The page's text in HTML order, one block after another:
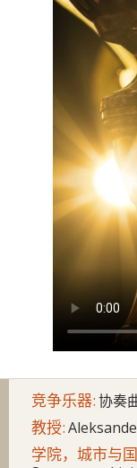
竞争乐器:协奏
教授:
学院，城市与